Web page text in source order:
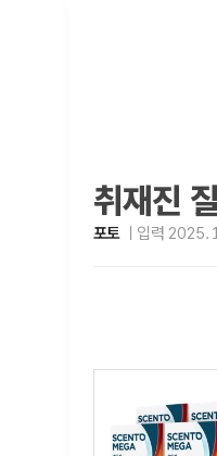
취재진
포토 입력 2025.